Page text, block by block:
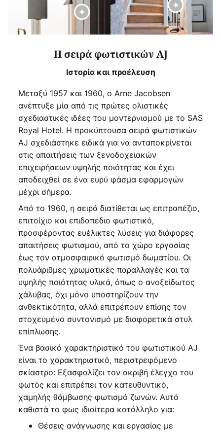
Η σειρά φωτιστικών AJ
Ιστορία και προέλευση
Μεταξύ 1957 και 1960, ο Arne Jacobsen
ανέπτυξε μία από τις πρώτες ολιστικές
σχεδιαστικές ιδέες του μοντερνισμού με το SAS
Royal Hotel. Η προκύπτουσα σειρά φωτιστικών
AJ σχεδιάστηκε ειδικά για να ανταποκρίνεται
στις απαιτήσεις των ξενοδοχειακών
επιχειρήσεων υψηλής ποιότητας και έχει
αποδειχθεί σε ένα ευρύ φάσμα εφαρμογών
μέχρι σήμερα.
Από το 1960, η σειρά διατίθεται ως επιτραπέζιο,
επιτοίχιο και επιδαπέδιο φωτιστικό,
προσφέροντας ευέλικτες λύσεις για διάφορες
απαιτήσεις φωτισμού, από το χώρο εργασίας
έως τον ατμοσφαιρικό φωτισμό δωματίου. Οι
πολυάριθμες χρωματικές παραλλαγές και τα
υψηλής ποιότητας υλικά, όπως ο ανοξείδωτος
χάλυβας, όχι μόνο υποστηρίζουν την
ανθεκτικότητα, αλλά επιτρέπουν επίσης τον
στοχευμένο συντονισμό με διαφορετικά στυλ
επίπλωσης.
Ένα βασικό χαρακτηριστικό του φωτιστικού AJ
είναι το χαρακτηριστικό, περιστρεφόμενο
σκίαστρο: Εξασφαλίζει τον ακριβή έλεγχο του
φωτός και επιτρέπει τον κατευθυντικό,
χαμηλής θάμβωσης φωτισμό ζωνών. Αυτό
καθιστά το φως ιδιαίτερα κατάλληλο για:
Θέσεις ανάγνωσης και εργασίας με